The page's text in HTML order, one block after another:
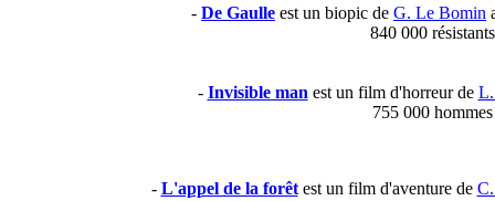
- De Gaulle est un biopic de G. Le Bomin
840 000 résistants
- Invisible man est un film d'horreur de
755 000 hommes
- L'appel de la forêt est un film d'aventure de